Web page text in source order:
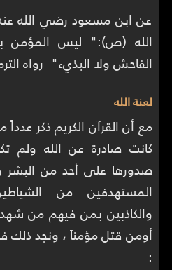
عن ابن مسعود رضي الله
الله (ص):" ليس المؤمن
الفاحش ولا البذيء"- رواه
لعنة الله
مع أن القرآن الكريم ذكر عدداً
كانت صادرة عن الله ولم
صدورها على أحد من
المستهدفين من
والكاذبين بمن فيهم من
أومن قتل مؤمناً ، ونجد ذلك
: